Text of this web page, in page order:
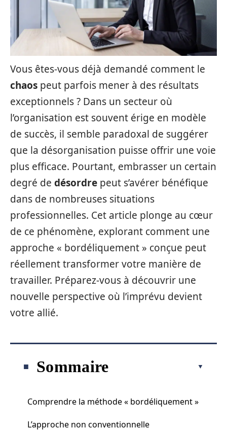
Vous êtes-vous déjà demandé comment le
chaos peut parfois mener à des résultats
exceptionnels ? Dans un secteur où
l’organisation est souvent érige en modèle
de succès, il semble paradoxal de suggérer
que la désorganisation puisse offrir une voie
plus efficace. Pourtant, embrasser un certain
degré de désordre peut s’avérer bénéfique
dans de nombreuses situations
professionnelles. Cet article plonge au cœur
de ce phénomène, explorant comment une
approche « bordéliquement » conçue peut
réellement transformer votre manière de
travailler. Préparez-vous à découvrir une
nouvelle perspective où l’imprévu devient
votre allié.
Sommaire
Comprendre la méthode « bordéliquement »
L’approche non conventionnelle